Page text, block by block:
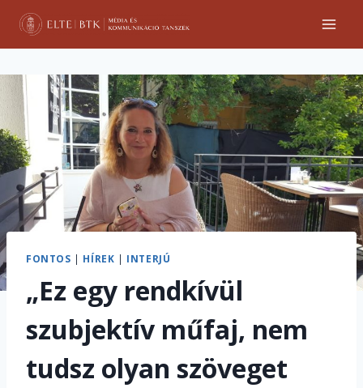
Skip
content
FONTOS | HÍREK | INTERJÚ
„Ez egy rendkívül
szubjektív műfaj, nem
tudsz olyan szöveget